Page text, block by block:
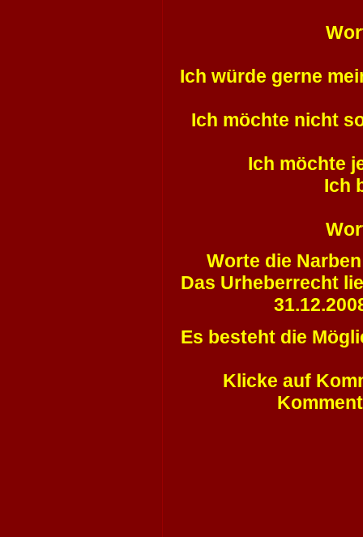
Ich würde gerne
Ich möchte nicht
Ich möchte
Ich
Worte die
Das Urheberrecht
Es besteht die
Klicke auf